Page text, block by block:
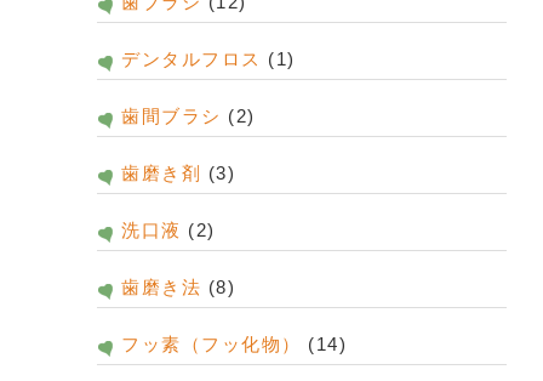
デンタルフロス (1)
歯間ブラシ (2)
歯磨き剤 (3)
洗口液 (2)
歯磨き法 (8)
フッ素（フッ化物） (14)